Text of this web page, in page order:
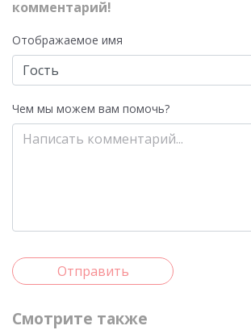
комментарий!
Отображаемое имя
Чем мы можем вам помочь?
Отправить
Смотрите также